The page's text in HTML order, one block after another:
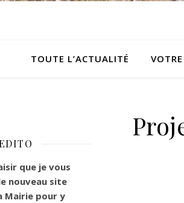
TOUTE L’ACTUALITÉ
que je vous
nouveau site
Mairie pour y